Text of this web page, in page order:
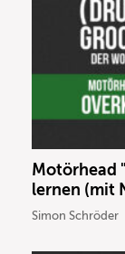
Motörhead
lernen (mit
Simon Schröder